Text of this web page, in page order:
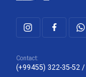
Contact:
(+99455) 322-35-52 /